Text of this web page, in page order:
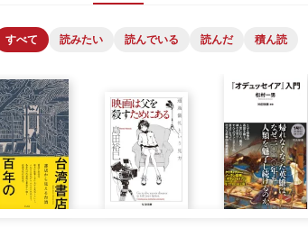
すべて 読みたい 読んでいる 読んだ 積ん読